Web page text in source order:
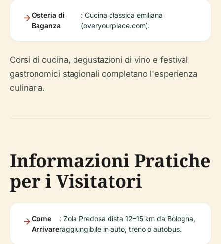
Osteria di
Baganza
: Cucina classica emiliana
(overyourplace.com).
Corsi di cucina, degustazioni di vino e festival
gastronomici stagionali completano l'esperienza
culinaria.
Informazioni Pratiche
per i Visitatori
Come
Arrivare
: Zola Predosa dista 12–15 km da Bologna,
raggiungibile in auto, treno o autobus.